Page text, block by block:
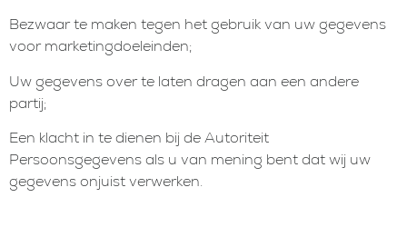
Bezwaar te maken tegen het gebruik van uw gegevens
voor marketingdoeleinden;
Uw gegevens over te laten dragen aan een andere
partij;
Een klacht in te dienen bij de Autoriteit
Persoonsgegevens als u van mening bent dat wij uw
gegevens onjuist verwerken.